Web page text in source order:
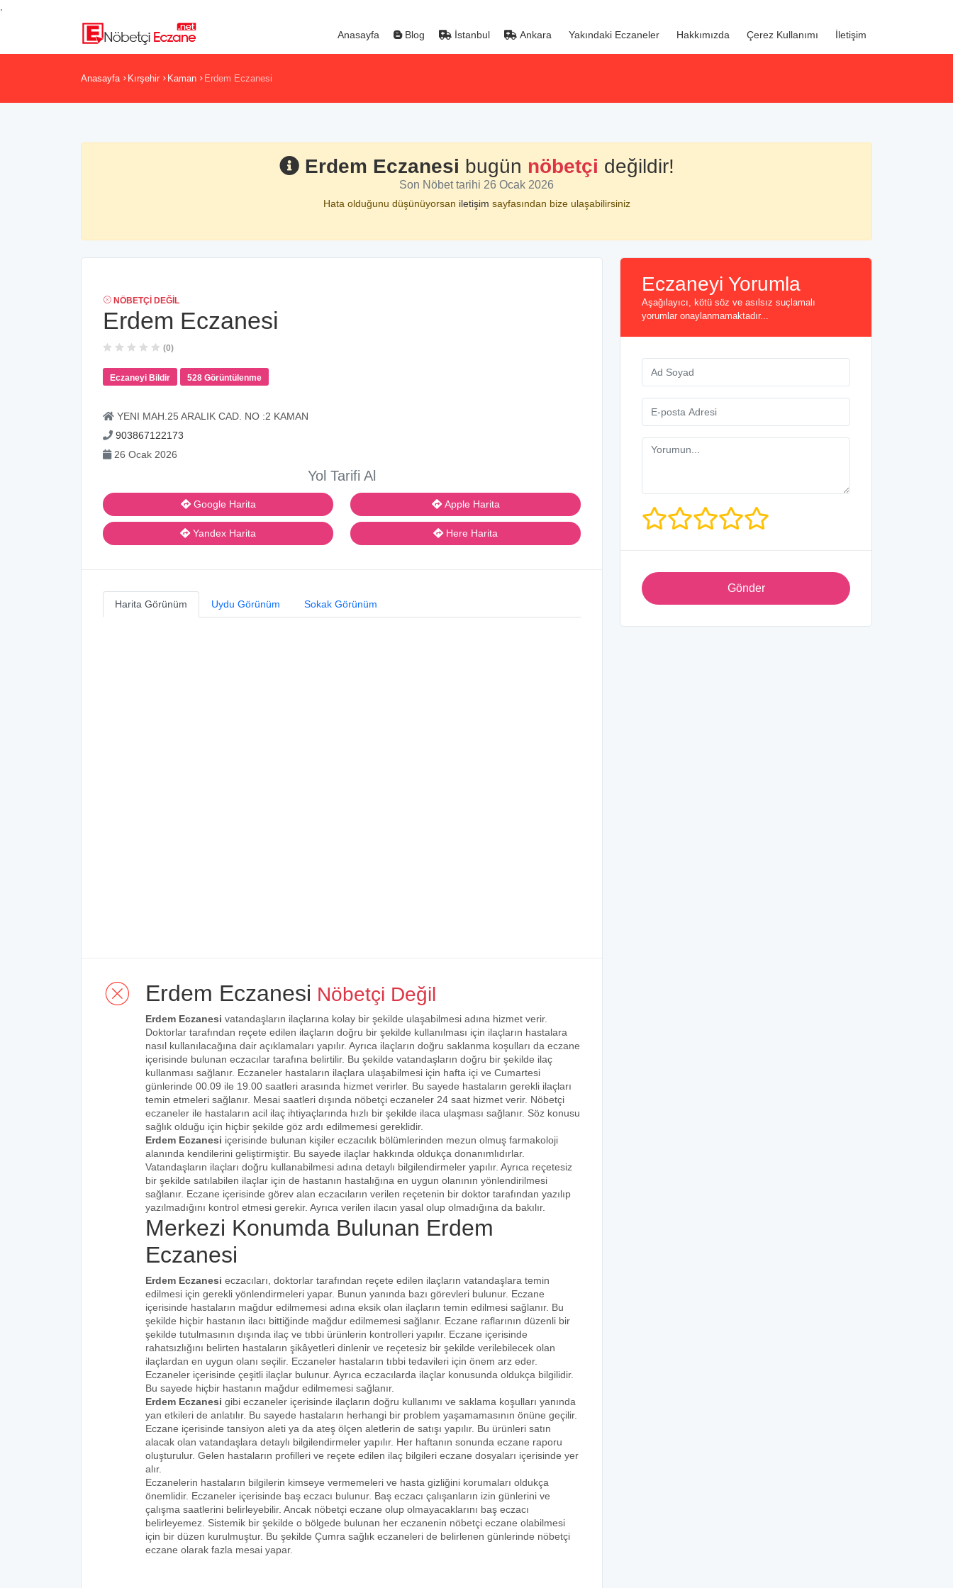
Anasayfa Blog İstanbul Ankara Yakındaki Eczaneler Hakkımızda Çerez Kullanımı İletişim
Anasayfa Kırşehir Kaman Erdem Eczanesi
Erdem Eczanesi bugün nöbetçi değildir!
Son Nöbet tarihi 26 Ocak 2026
Hata olduğunu düşünüyorsan iletişim sayfasından bize ulaşabilirsiniz
NÖBETÇI DEĞIL
Erdem Eczanesi
(0)
Eczaneyi Bildir 528 Görüntülenme
YENI MAH.25 ARALIK CAD. NO :2 KAMAN
903867122173
26 Ocak 2026
Yol Tarifi Al
Google Harita
Yandex Harita
Apple Harita
Here Harita
Harita Görünüm Uydu Görünüm Sokak Görünüm
Erdem Eczanesi Nöbetçi Değil
Erdem Eczanesi vatandaşların ilaçlarına kolay bir şekilde ulaşabilmesi adına hizmet verir.
Doktorlar tarafından reçete edilen ilaçların doğru bir şekilde kullanılması için ilaçların hastalara
nasıl kullanılacağına dair açıklamaları yapılır. Ayrıca ilaçların doğru saklanma koşulları da eczane
içerisinde bulunan eczacılar tarafına belirtilir. Bu şekilde vatandaşların doğru bir şekilde ilaç
kullanması sağlanır. Eczaneler hastaların ilaçlara ulaşabilmesi için hafta içi ve Cumartesi
günlerinde 00.09 ile 19.00 saatleri arasında hizmet verirler. Bu sayede hastaların gerekli ilaçları
temin etmeleri sağlanır. Mesai saatleri dışında nöbetçi eczaneler 24 saat hizmet verir. Nöbetçi
eczaneler ile hastaların acil ilaç ihtiyaçlarında hızlı bir şekilde ilaca ulaşması sağlanır. Söz konusu
sağlık olduğu için hiçbir şekilde göz ardı edilmemesi gereklidir.
Erdem Eczanesi içerisinde bulunan kişiler eczacılık bölümlerinden mezun olmuş farmakoloji
alanında kendilerini geliştirmiştir. Bu sayede ilaçlar hakkında oldukça donanımlıdırlar.
Vatandaşların ilaçları doğru kullanabilmesi adına detaylı bilgilendirmeler yapılır. Ayrıca reçetesiz
bir şekilde satılabilen ilaçlar için de hastanın hastalığına en uygun olanının yönlendirilmesi
sağlanır. Eczane içerisinde görev alan eczacıların verilen reçetenin bir doktor tarafından yazılıp
yazılmadığını kontrol etmesi gerekir. Ayrıca verilen ilacın yasal olup olmadığına da bakılır.
Merkezi Konumda Bulunan Erdem
Eczanesi
Erdem Eczanesi eczacıları, doktorlar tarafından reçete edilen ilaçların vatandaşlara temin
edilmesi için gerekli yönlendirmeleri yapar. Bunun yanında bazı görevleri bulunur. Eczane
içerisinde hastaların mağdur edilmemesi adına eksik olan ilaçların temin edilmesi sağlanır. Bu
şekilde hiçbir hastanın ilacı bittiğinde mağdur edilmemesi sağlanır. Eczane raflarının düzenli bir
şekilde tutulmasının dışında ilaç ve tıbbi ürünlerin kontrolleri yapılır. Eczane içerisinde
rahatsızlığını belirten hastaların şikâyetleri dinlenir ve reçetesiz bir şekilde verilebilecek olan
ilaçlardan en uygun olanı seçilir. Eczaneler hastaların tıbbi tedavileri için önem arz eder.
Eczaneler içerisinde çeşitli ilaçlar bulunur. Ayrıca eczacılarda ilaçlar konusunda oldukça bilgilidir.
Bu sayede hiçbir hastanın mağdur edilmemesi sağlanır.
Erdem Eczanesi gibi eczaneler içerisinde ilaçların doğru kullanımı ve saklama koşulları yanında
yan etkileri de anlatılır. Bu sayede hastaların herhangi bir problem yaşamamasının önüne geçilir.
Eczane içerisinde tansiyon aleti ya da ateş ölçen aletlerin de satışı yapılır. Bu ürünleri satın
alacak olan vatandaşlara detaylı bilgilendirmeler yapılır. Her haftanın sonunda eczane raporu
oluşturulur. Gelen hastaların profilleri ve reçete edilen ilaç bilgileri eczane dosyaları içerisinde yer
alır.
Eczanelerin hastaların bilgilerin kimseye vermemeleri ve hasta gizliğini korumaları oldukça
önemlidir. Eczaneler içerisinde baş eczacı bulunur. Baş eczacı çalışanların izin günlerini ve
çalışma saatlerini belirleyebilir. Ancak nöbetçi eczane olup olmayacaklarını baş eczacı
belirleyemez. Sistemik bir şekilde o bölgede bulunan her eczanenin nöbetçi eczane olabilmesi
için bir düzen kurulmuştur. Bu şekilde Çumra sağlık eczaneleri de belirlenen günlerinde nöbetçi
eczane olarak fazla mesai yapar.
Eczaneyi Yorumla
Aşağılayıcı, kötü söz ve asılsız suçlamalı
yorumlar onaylanmamaktadır...
Gönder